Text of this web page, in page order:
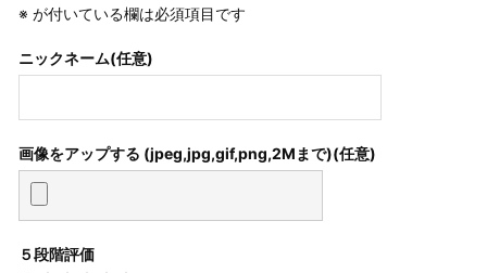
※ が付いている欄は必須項目です
ニックネーム(任意)
画像をアップする (jpeg,jpg,gif,png,2Mまで)
５段階評価